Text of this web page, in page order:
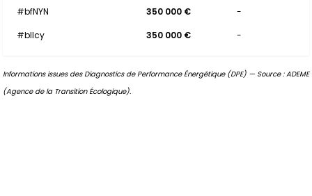
#bfNYN 350 000 €
-
#bllcy
350 000 € -
Informations issues des Diagnostics de Performance Énergétique (DPE) — Source : ADEME
(Agence de la Transition Écologique).